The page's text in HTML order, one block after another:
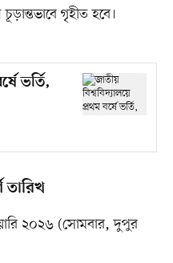
গৃহীত হবে।
ভর্তি,
তারিখ
২০২৬ (সোমবার, দুপুর